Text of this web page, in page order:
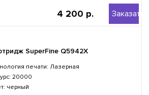
4 200 р. Заказать
SuperFine Q5942X
печати: Лазерная
20000
черный